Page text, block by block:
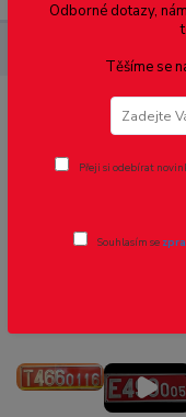
Číslo velikost
Odborné dotazy,
Těšíme se
Přeji si odebírat
Souhlasím se